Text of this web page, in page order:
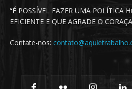
“É POSSÍVEL FAZER UMA POLÍTICA
EFICIENTE E QUE AGRADE O
Contate-nos: